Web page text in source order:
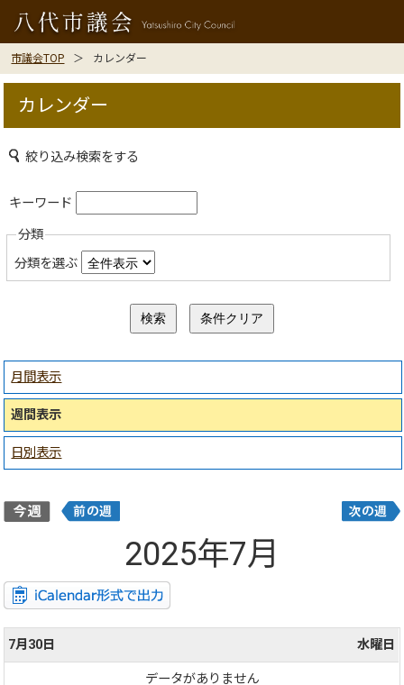
市議会TOP カレンダー
カレンダー
絞り込み検索をする
キーワード
分類
分類を選ぶ
月間表示
週間表示
日別表示
2025年7月
7月30日 水曜日
データがありません